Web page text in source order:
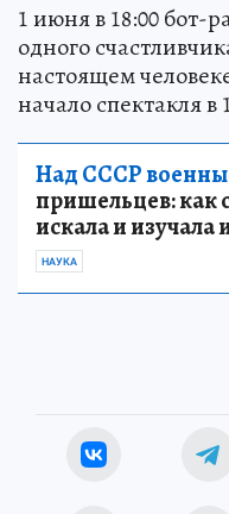
1 июня в 18:00 бот-
одного
настоящем
начало спектакля в
Над СССР
пришельцев: как
искала и
НАУКА